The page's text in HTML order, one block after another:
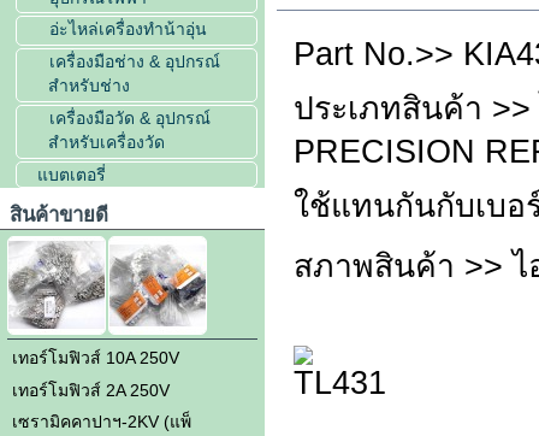
อ่ะไหล่เครื่องทำน้าอุ่น
เครื่องมือช่าง & อุปกรณ์
สำหรับช่าง
เครื่องมือวัด & อุปกรณ์
สำหรับเครื่องวัด
แบตเตอรี่
สินค้าขายดี
เทอร์โมฟิวส์ 10A 250V
เทอร์โมฟิวส์ 2A 250V
เซรามิคคาปาฯ-2KV (แพ็
Part No.>>
ประเภทสินค้า >>
PRECISION
ใช้แทนกันกับเบอ
สภาพสินค้า >>